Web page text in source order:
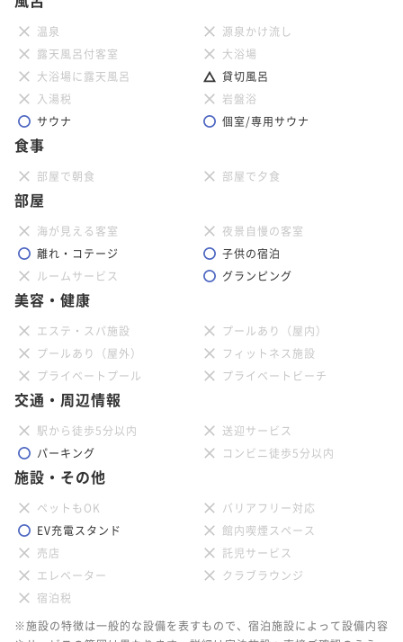
温泉
源泉かけ流し
露天風呂付客室
大浴場
大浴場に露天風呂
貸切風呂
入湯税
岩盤浴
サウナ
個室/専用サウナ
食事
部屋で朝食 部屋で夕食
部屋
海が見える客室
夜景自慢の客室
離れ・コテージ
子供の宿泊
ルームサービス
グランピング
美容・健康
エステ・スパ施設
プールあり（屋内）
プールあり（屋外）
フィットネス施設
プライベートプール
プライベートビーチ
交通・周辺情報
駅から徒歩5分以内
送迎サービス
パーキング
コンビニ徒歩5分以内
施設・その他
ペットもOK
バリアフリー対応
EV充電スタンド
館内喫煙スペース
売店
託児サービス
エレベーター
クラブラウンジ
宿泊税
※施設の特徴は一般的な設備を表すもので、宿泊施設によって設備内容